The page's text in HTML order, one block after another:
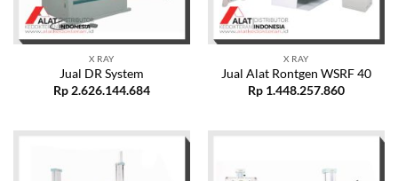
X RAY
Jual DR System
Rp 2.626.144.684
X RAY
Jual Alat Rontgen WSRF 40
Rp 1.448.257.860